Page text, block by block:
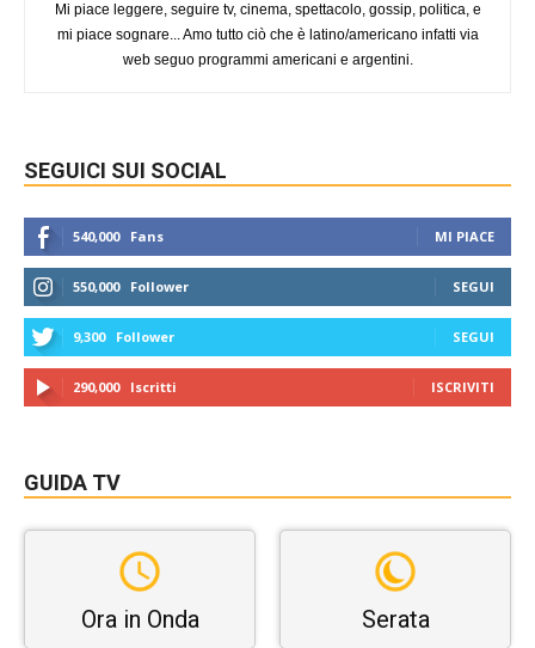
Mi piace leggere, seguire tv, cinema, spettacolo, gossip, politica, e
mi piace sognare... Amo tutto ciò che è latino/americano infatti via
web seguo programmi americani e argentini.
SEGUICI SUI SOCIAL
540,000 Fans MI PIACE
550,000 Follower SEGUI
9,300 Follower SEGUI
290,000 Iscritti ISCRIVITI
GUIDA TV
Ora in Onda Serata